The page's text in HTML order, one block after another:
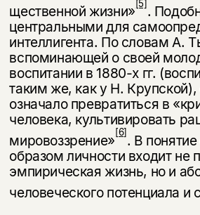
щественной жизни»[5].
центральными для
интеллигента. По словам А.
вспоминающей о своей
воспитании в 1880-х гг.
таким же, как у Н. Крупской),
означало превратиться в
человека, культивировать
мировоззрение»[6]. В
образом личности входит не
эмпирическая жизнь, но и
человеческого потенциала и